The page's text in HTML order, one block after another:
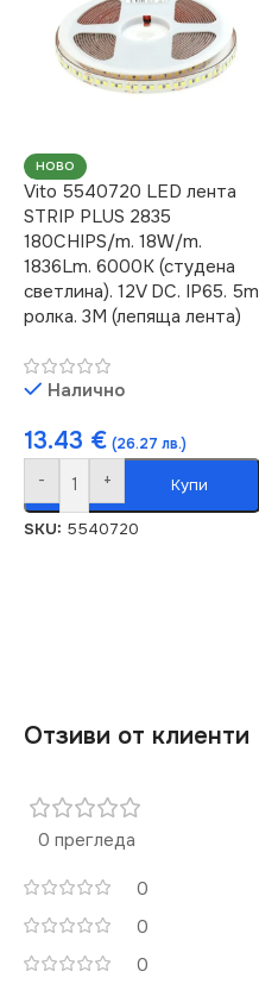
НОВО
Vito 5540720 LED лента
STRIP PLUS 2835
180CHIPS/m. 18W/m.
1836Lm. 6000K (студена
светлина). 12V DC. IP65. 5m
ролка. 3M (лепяща лента)
Налично
13.43 € (26.27 лв.)
- + Купи
SKU: 5540720
Отзиви от клиенти
0 прегледа
0
0
0